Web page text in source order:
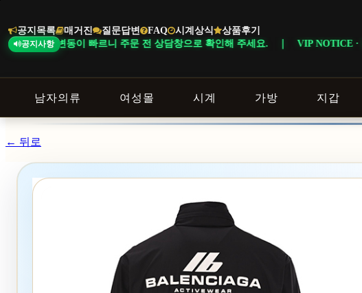
공지목록 매거진 질문답변 FAQ 시계상식 상품후기
공지사항
빠르니 주문 전 상담창으로 확인해 주세요. ｜ VIP NOTICE · 일부 상품은 회
남자의류 여성몰 시계 가방 지갑
바
로
기
← 뒤로